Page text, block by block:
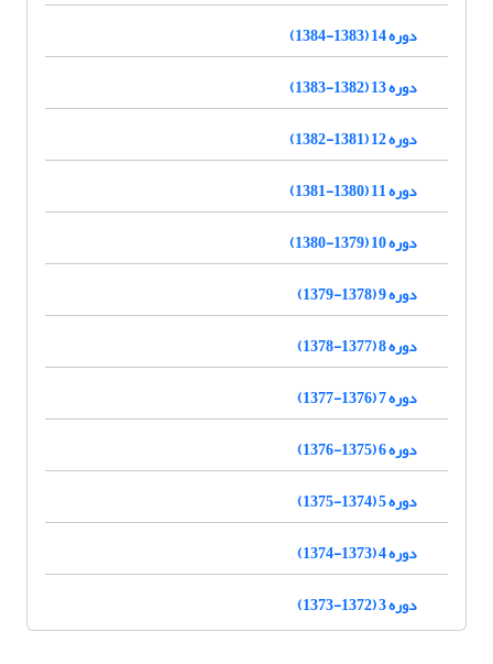
دوره 14 (1383-1384)
دوره 13 (1382-1383)
دوره 12 (1381-1382)
دوره 11 (1380-1381)
دوره 10 (1379-1380)
دوره 9 (1378-1379)
دوره 8 (1377-1378)
دوره 7 (1376-1377)
دوره 6 (1375-1376)
دوره 5 (1374-1375)
دوره 4 (1373-1374)
دوره 3 (1372-1373)